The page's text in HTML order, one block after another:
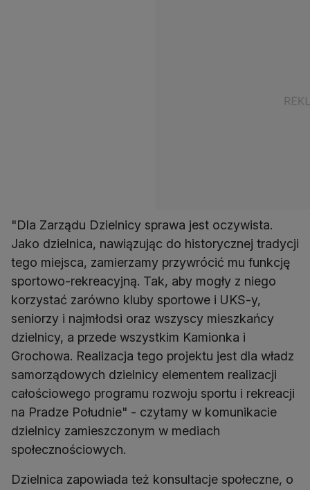
"Dla Zarządu Dzielnicy sprawa jest oczywista.
Jako dzielnica, nawiązując do historycznej tradycji
tego miejsca, zamierzamy przywrócić mu funkcję
sportowo-rekreacyjną. Tak, aby mogły z niego
korzystać zarówno kluby sportowe i UKS-y,
seniorzy i najmłodsi oraz wszyscy mieszkańcy
dzielnicy, a przede wszystkim Kamionka i
Grochowa. Realizacja tego projektu jest dla władz
samorządowych dzielnicy elementem realizacji
całościowego programu rozwoju sportu i rekreacji
na Pradze Południe" - czytamy w komunikacie
dzielnicy zamieszczonym w mediach
społecznościowych.
Dzielnica zapowiada też konsultacje społeczne, o